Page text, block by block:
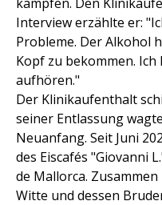
Interview erzählte er:
Probleme. Der Alkohol
Kopf zu bekommen.
aufhören."
Der Klinikaufenthalt
seiner Entlassung
Neuanfang. Seit Juni
des Eiscafés "Giovanni
de Mallorca.
Witte und dessen